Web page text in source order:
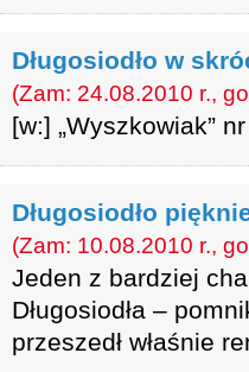
Długosiodło w
(Zam: 24.08.2010 r.,
[w:] „Wyszkowiak”
Długosiodło
(Zam: 10.08.2010 r.,
Jeden z bardziej
Długosiodła –
przeszedł właśnie